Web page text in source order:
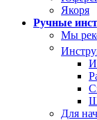
Якоря
Ручные
Мы
Для